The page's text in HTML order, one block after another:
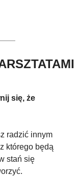
się, że
radzić innym
którego będą
stań się